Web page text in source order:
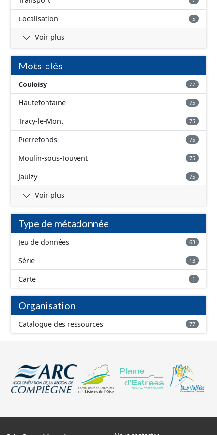
Localisation 5
Voir plus
Mots-clés
Couloisy 77
Hautefontaine 75
Tracy-le-Mont 75
Pierrefonds 75
Moulin-sous-Touvent 75
Jaulzy 75
Voir plus
Type de métadonnée
Jeu de données 63
Série 13
Carte 1
Organisation
Catalogue des ressources 77